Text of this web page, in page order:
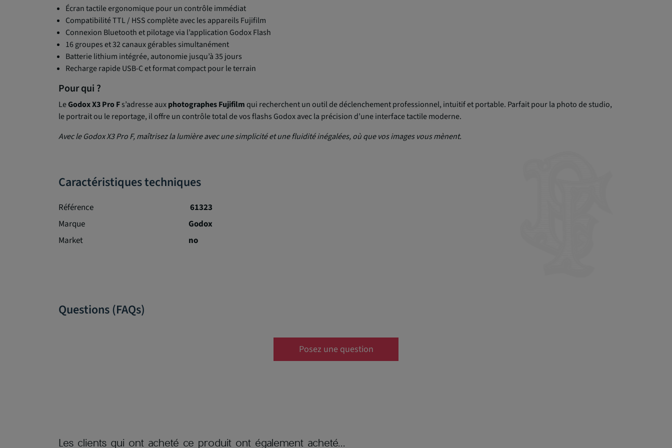
Écran tactile ergonomique pour un contrôle immédiat
Compatibilité TTL / HSS complète avec les appareils Fujifilm
Connexion Bluetooth et pilotage via l’application Godox Flash
16 groupes et 32 canaux gérables simultanément
Batterie lithium intégrée, autonomie jusqu’à 35 jours
Recharge rapide USB-C et format compact pour le terrain
Pour qui ?
LeGodox X3 Pro Fs’adresse auxphotographes Fujifilmqui recherchent un outil de déclenchement professionnel, intuitif et portable. Parfait pour la photo de studio,
le portrait ou le reportage, il offre un contrôle total de vos flashs Godox avec la précision d’une interface tactile moderne.
Avec le Godox X3 Pro F, maîtrisez la lumière avec une simplicité et une fluidité inégalées, où que vos images vous mènent.
Caractéristiques techniques
Référence
61323
Marque
Godox
Market
no
Questions (FAQs)
Posez une question
Les clients qui ont acheté ce produit ont également acheté...